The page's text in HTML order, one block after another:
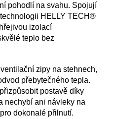
pohodlí na svahu. Spojují
HELLY TECH®
izolací
teplo bez
zipy na stehnech,
přebytečného tepla.
postavě díky
nechybí ani návleky na
dokonalé přilnutí.